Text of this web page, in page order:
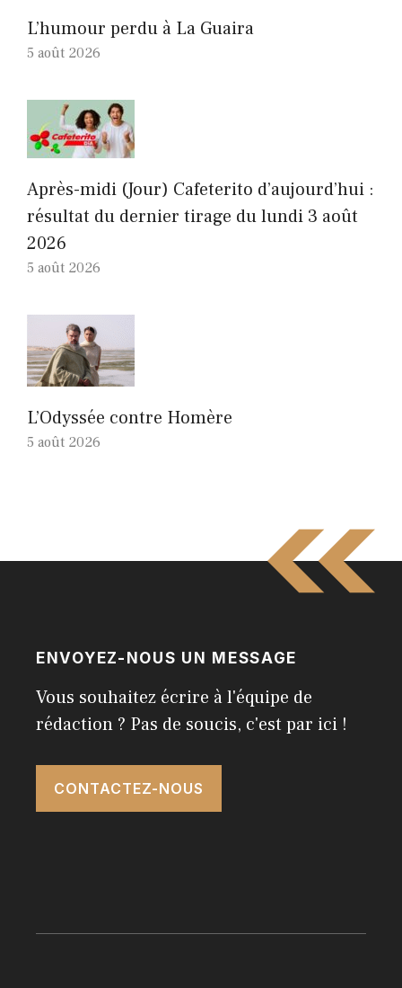
L’humour perdu à La Guaira
5 août 2026
Après-midi (Jour) Cafeterito d’aujourd’hui :
résultat du dernier tirage du lundi 3 août
2026
5 août 2026
L’Odyssée contre Homère
5 août 2026
ENVOYEZ-NOUS UN MESSAGE
Vous souhaitez écrire à l'équipe de
rédaction ? Pas de soucis, c'est par ici !
CONTACTEZ-NOUS